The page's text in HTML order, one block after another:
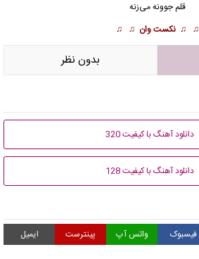
قلم جوونه می‌زنه
♫ ♫ نکست وان ♫ ♫
بدون نظر
دانلود آهنگ با کیفیت 320
دانلود آهنگ با کیفیت 128
فیسبوک واتس آپ پینترست ایمیل